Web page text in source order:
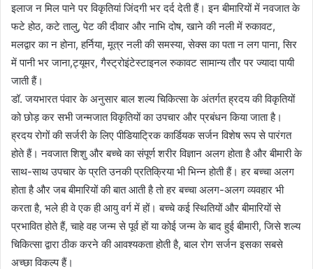
इलाज न मिल पाने पर विकृतियां जिंदगी भर दर्द देती हैं। इन बीमारियों में नवजात के
फटे होठ, कटे तालु, पेट की दीवार और नाभि दोष, खाने की नली में रुकावट,
मलद्वार का न होना, हर्निया, मूत्र नली की समस्या, सेक्स का पता न लग पाना, सिर
में पानी भर जाना,ट्यूमर, गैस्ट्रोइंटेस्टाइनल रुकावट सामान्य तौर पर ज्यादा पायी
जाती हैं।
डॉ. जयभारत पंवार के अनुसार बाल शल्य चिकित्सा के अंतर्गत ह्रदय की विकृतियों
को छोड़ कर सभी जन्मजात विकृतियों का उपचार और प्रबंधन किया जाता है।
ह्रदय रोगों की सर्जरी के लिए पीडियाट्रिक कार्डियक सर्जन विशेष रूप से पारंगत
होते हैं। नवजात शिशु और बच्चे का संपूर्ण शरीर विज्ञान अलग होता है और बीमारी के
साथ-साथ उपचार के प्रति उनकी प्रतिक्रिया भी भिन्न होती हैं। हर बच्चा अलग
होता है और जब बीमारियों की बात आती है तो हर बच्चा अलग-अलग व्यवहार भी
करता है, भले ही वे एक ही आयु वर्ग में हों। बच्चे कई स्थितियों और बीमारियों से
प्रभावित होते हैं, चाहे वह जन्म से पूर्व हों या कोई जन्म के बाद हुई बीमारी, जिसे शल्य
चिकित्सा द्वारा ठीक करने की आवश्यकता होती है, बाल रोग सर्जन इसका सबसे
अच्छा विकल्प हैं।